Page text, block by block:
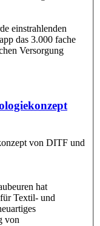
einstrahlenden
das 3.000 fache
Versorgung
hat
Textil- und
von